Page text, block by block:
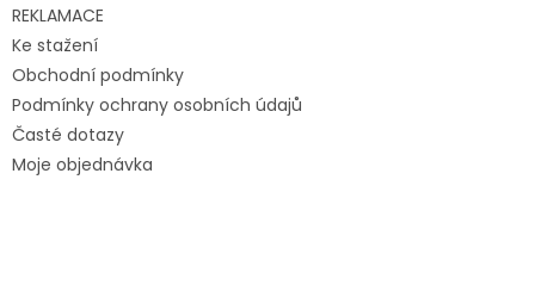
REKLAMACE
Ke stažení
Obchodní podmínky
Podmínky ochrany osobních údajů
Časté dotazy
Moje objednávka